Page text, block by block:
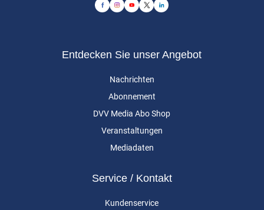
Entdecken Sie unser Angebot
Nachrichten
Abonnement
DVV Media Abo Shop
Veranstaltungen
Mediadaten
Service / Kontakt
Kundenservice